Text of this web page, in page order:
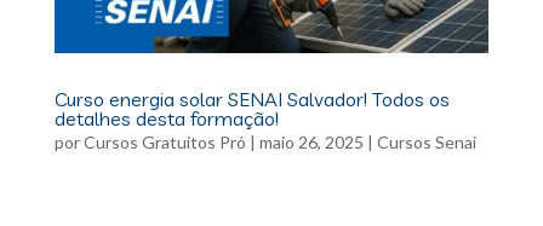
Curso energia solar SENAI Salvador! Todos os
detalhes desta formação!
porCursos Gratuitos Pró | maio 26, 2025 | Cursos Senai